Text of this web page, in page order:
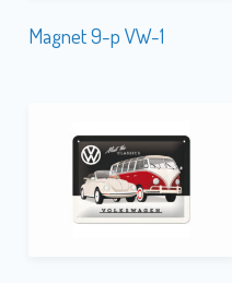
Magnet 9-p VW-1